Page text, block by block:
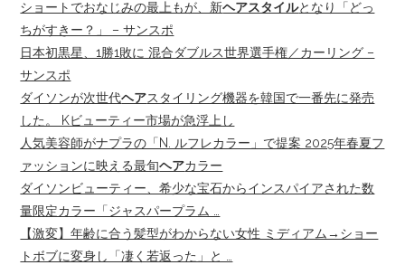
ショートでおなじみの最上もが、新ヘアスタイルとなり「どっ
ちがすきー？」 – サンスポ
日本初黒星、1勝1敗に 混合ダブルス世界選手権／カーリング –
サンスポ
ダイソンが次世代ヘアスタイリング機器を韓国で一番先に発売
した。 Kビューティー市場が急浮上し
人気美容師がナプラの「N. ルフレカラー」で提案 2025年春夏フ
ァッションに映える最旬ヘアカラー
ダイソンビューティー、希少な宝石からインスパイアされた数
量限定カラー「ジャスパープラム …
【激変】年齢に合う髪型がわからない女性 ミディアム→ショー
トボブに変身し「凄く若返った」と …